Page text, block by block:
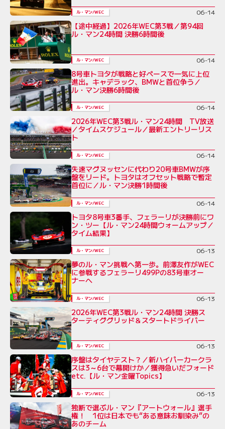
ル・マン/WEC 06-14
【途中経過】2026年WEC第3戦／第94回
ル・マン24時間 決勝6時間後
ル・マン/WEC 06-14
8号車トヨタが戦略と好ペースで一気に上位
進出。キャデラック、BMWと首位争う／
ル・マン決勝6時間後
ル・マン/WEC 06-14
2026年WEC第3戦ル・マン24時間 TV放送
／タイムスケジュール／最新エントリーリス
ト
ル・マン/WEC 06-14
失速マグヌッセンに代わり20号車BMWが序
盤をリード。トヨタはオフセット戦略で暫定
首位に／ル・マン決勝1時間後
ル・マン/WEC 06-14
トヨタ8号車3番手、フェラーリが決勝前にワ
ン・ツー【ル・マン24時間ウォームアップ／
タイム結果】
ル・マン/WEC 06-13
夢のル・マン挑戦へ第一歩。前澤友作がWEC
に参戦するフェラーリ499Pの83号車オー
ナーへ
ル・マン/WEC 06-13
2026年WEC第3戦ル・マン24時間 決勝ス
ターティググリッド＆スタートドライバー
ル・マン/WEC 06-13
序盤はタイヤテスト？／新ハイパーカークラ
スは3～6台で幕開けか／獲得急いだフォード
etc.【ル・マン金曜Topics】
ル・マン/WEC 06-13
独断で選ぶル・マン『アートウォール』選手
権！ 1位は日本でも“ある意味お馴染み”の
あのチーム